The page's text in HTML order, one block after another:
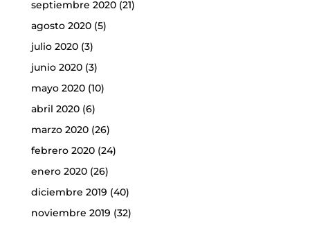
septiembre 2020(21)
agosto 2020(5)
julio 2020(3)
junio 2020(3)
mayo 2020(10)
abril 2020(6)
marzo 2020(26)
febrero 2020(24)
enero 2020(26)
diciembre 2019 (40)
noviembre 2019 (32)